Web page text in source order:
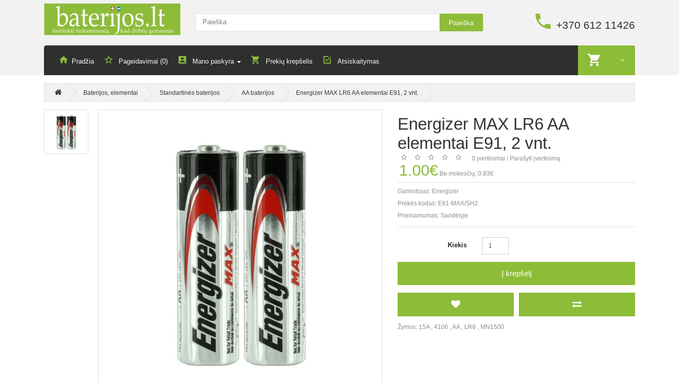
Paieška +370 612 11426
Pradžia Pageidavimai (0) Mano paskyra Prekių krepšelis Atsiskaitymas
Baterijos, elementai Standartinės baterijos AA baterijos Energizer MAX LR6 AA elementai E91, 2 vnt.
Energizer MAX LR6 AA
elementai E91, 2 vnt.
0 įvertinimai / Parašyti įvertinimą
1.00€ Be mokesčių: 0.83€
Gamintojas: Energizer
Prekės kodas: E91-MAX/SH2
Prieinamumas: Sandėlyje
Kiekis
Į krepšelį
Žymos: 15A, 4106 ,AA, LR6 , MN1500